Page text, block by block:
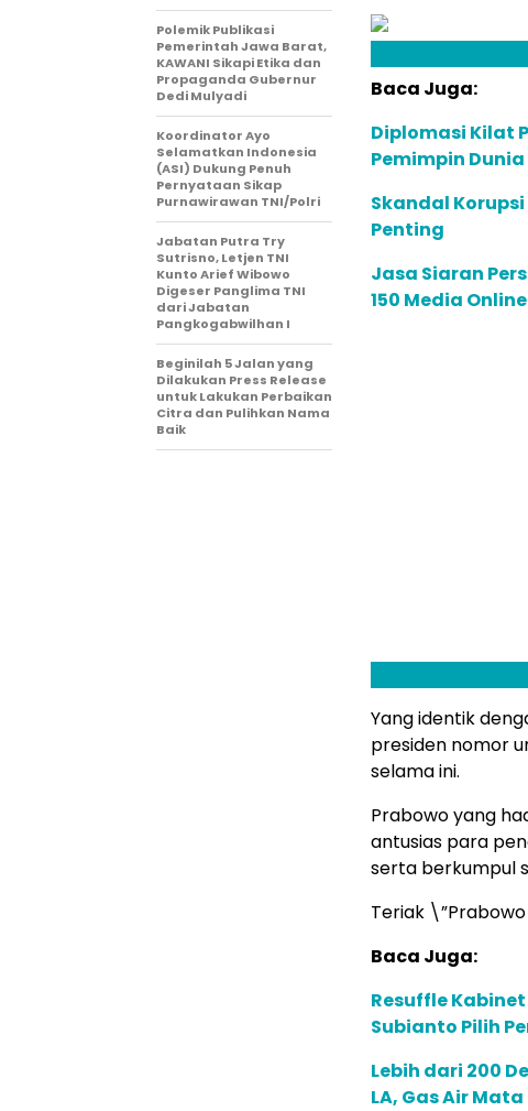
Baca Juga:
Diplomasi Kilat
Pemimpin Dunia
Skandal Korupsi
Penting
Jasa Siaran
150 Media
Yang identik
presiden nomor
selama ini.
Prabowo yang
antusias para
serta berkumpul
Teriak
Baca Juga:
Resuffle
Subianto Pilih
Lebih dari 200
LA, Gas Air
Polemik Publikasi
Pemerintah Jawa Barat,
KAWANI Sikapi Etika dan
Propaganda Gubernur
Dedi Mulyadi
Koordinator Ayo
Selamatkan Indonesia
(ASI) Dukung Penuh
Pernyataan Sikap
Purnawirawan TNI/Polri
Jabatan Putra Try
Sutrisno, Letjen TNI
Kunto Arief Wibowo
Digeser Panglima TNI
dari Jabatan
Pangkogabwilhan I
Beginilah 5 Jalan yang
Dilakukan Press Release
untuk Lakukan Perbaikan
Citra dan Pulihkan Nama
Baik